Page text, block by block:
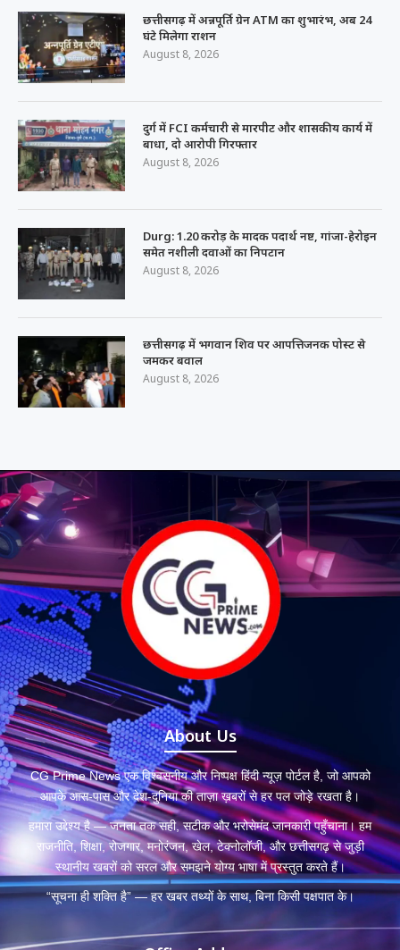
छत्तीसगढ़ में अन्नपूर्ति ग्रेन ATM का शुभारंभ, अब 24
घंटे मिलेगा राशन
August 8, 2026
दुर्ग में FCI कर्मचारी से मारपीट और शासकीय कार्य में
बाधा, दो आरोपी गिरफ्तार
August 8, 2026
Durg: 1.20 करोड़ के मादक पदार्थ नष्ट, गांजा-हेरोइन
समेत नशीली दवाओं का निपटान
August 8, 2026
छत्तीसगढ़ में भगवान शिव पर आपत्तिजनक पोस्ट से
जमकर बवाल
August 8, 2026
About Us
CG Prime News एक विश्वसनीय और निष्पक्ष हिंदी न्यूज़ पोर्टल है, जो आपको
आपके आस-पास और देश-दुनिया की ताज़ा ख़बरों से हर पल जोड़े रखता है।
हमारा उद्देश्य है — जनता तक सही, सटीक और भरोसेमंद जानकारी पहुँचाना। हम
राजनीति, शिक्षा, रोजगार, मनोरंजन, खेल, टेक्नोलॉजी, और छत्तीसगढ़ से जुड़ी
स्थानीय खबरों को सरल और समझने योग्य भाषा में प्रस्तुत करते हैं।
“सूचना ही शक्ति है” — हर खबर तथ्यों के साथ, बिना किसी पक्षपात के।